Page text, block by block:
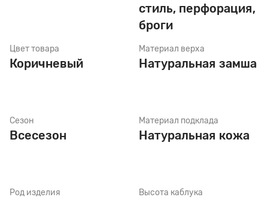
Цвет товара
Коричневый
Сезон
Всесезон
Род изделия
стиль, перфорация,
броги
Материал верха
Натуральная замша
Материал подклада
Натуральная кожа
Высота каблука
Шнурки